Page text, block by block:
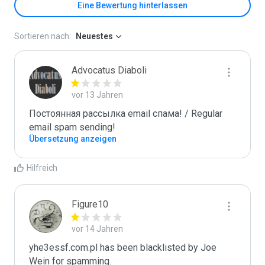
Eine Bewertung hinterlassen
Sortieren nach: Neuestes
Advocatus Diaboli
vor 13 Jahren
Постоянная рассылка email спама! / Regular
email spam sending!
Übersetzung anzeigen
Hilfreich
Figure10
vor 14 Jahren
yhe3essf.com.pl has been blacklisted by Joe
Wein for spamming.